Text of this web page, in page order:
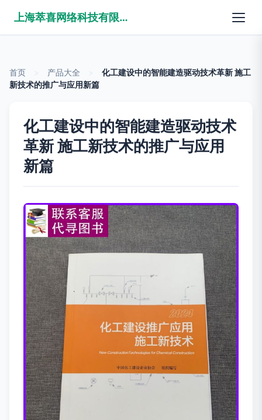
上海萃喜网络科技有限公司
首页 产品大全
化工建设中的智能建造驱动技术革新 施工
新技术的推广与应用新篇
化工建设中的智能建造驱动技术
革新 施工新技术的推广与应用
新篇